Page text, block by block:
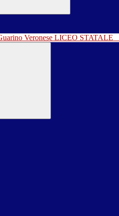
LICEO STATALE